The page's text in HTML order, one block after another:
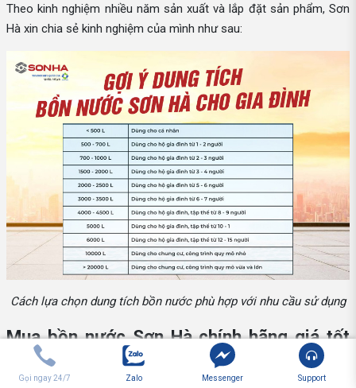
Theo kinh nghiệm nhiều năm sản xuất và lắp đặt sản phẩm, Sơn
Hà xin chia sẻ kinh nghiệm của mình như sau:
Cách lựa chọn dung tích bồn nước phù hợp với nhu cầu sử dụng
Mua bồn nước Sơn Hà chính hãng giá tốt
nhất ở đâu?
Gọi ngay 24/7 Zalo Messenger Support